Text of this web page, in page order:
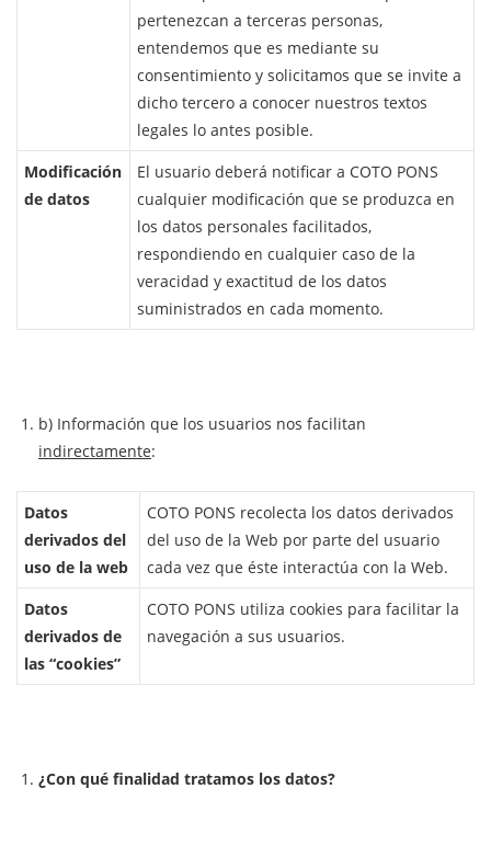
pertenezcan a terceras personas,
entendemos que es mediante su
consentimiento y solicitamos que se invite a
dicho tercero a conocer nuestros textos
legales lo antes posible.
Modificación
de datos
El usuario deberá notificar a COTO PONS
cualquier modificación que se produzca en
los datos personales facilitados,
respondiendo en cualquier caso de la
veracidad y exactitud de los datos
suministrados en cada momento.
b) Información que los usuarios nos facilitan
indirectamente:
Datos
derivados del
uso de la web
COTO PONS recolecta los datos derivados
del uso de la Web por parte del usuario
cada vez que éste interactúa con la Web.
Datos
derivados de
las “cookies”
COTO PONS utiliza cookies para facilitar la
navegación a sus usuarios.
¿Con qué finalidad tratamos los datos?